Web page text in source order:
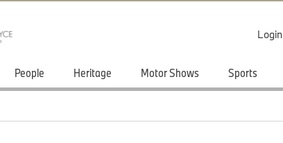
Login
People Heritage Motor Shows Sports